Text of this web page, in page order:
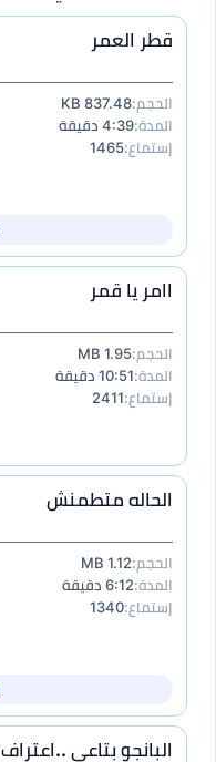
قطر العمر
الحجم:837.48 KB
المدة:4:39 دقيقة
إستماع:1465
اامر يا قمر
الحجم:1.95 MB
المدة:10:51 دقيقة
إستماع:2411
الحاله متطمنش
الحجم:1.12 MB
المدة:6:12 دقيقة
إستماع:1340
البانجو بتاعي ..اعتراف